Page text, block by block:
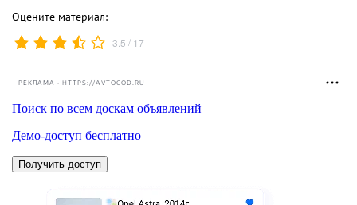
Оцените материал:
3.5 / 17
РЕКЛАМА • HTTPS://AVTOCOD.RU